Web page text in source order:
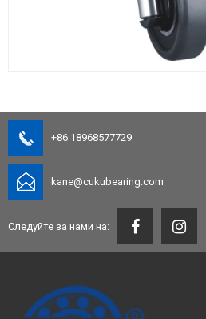
+86 18968577729
kane@cukubearing.com
Следуйте за нами на: